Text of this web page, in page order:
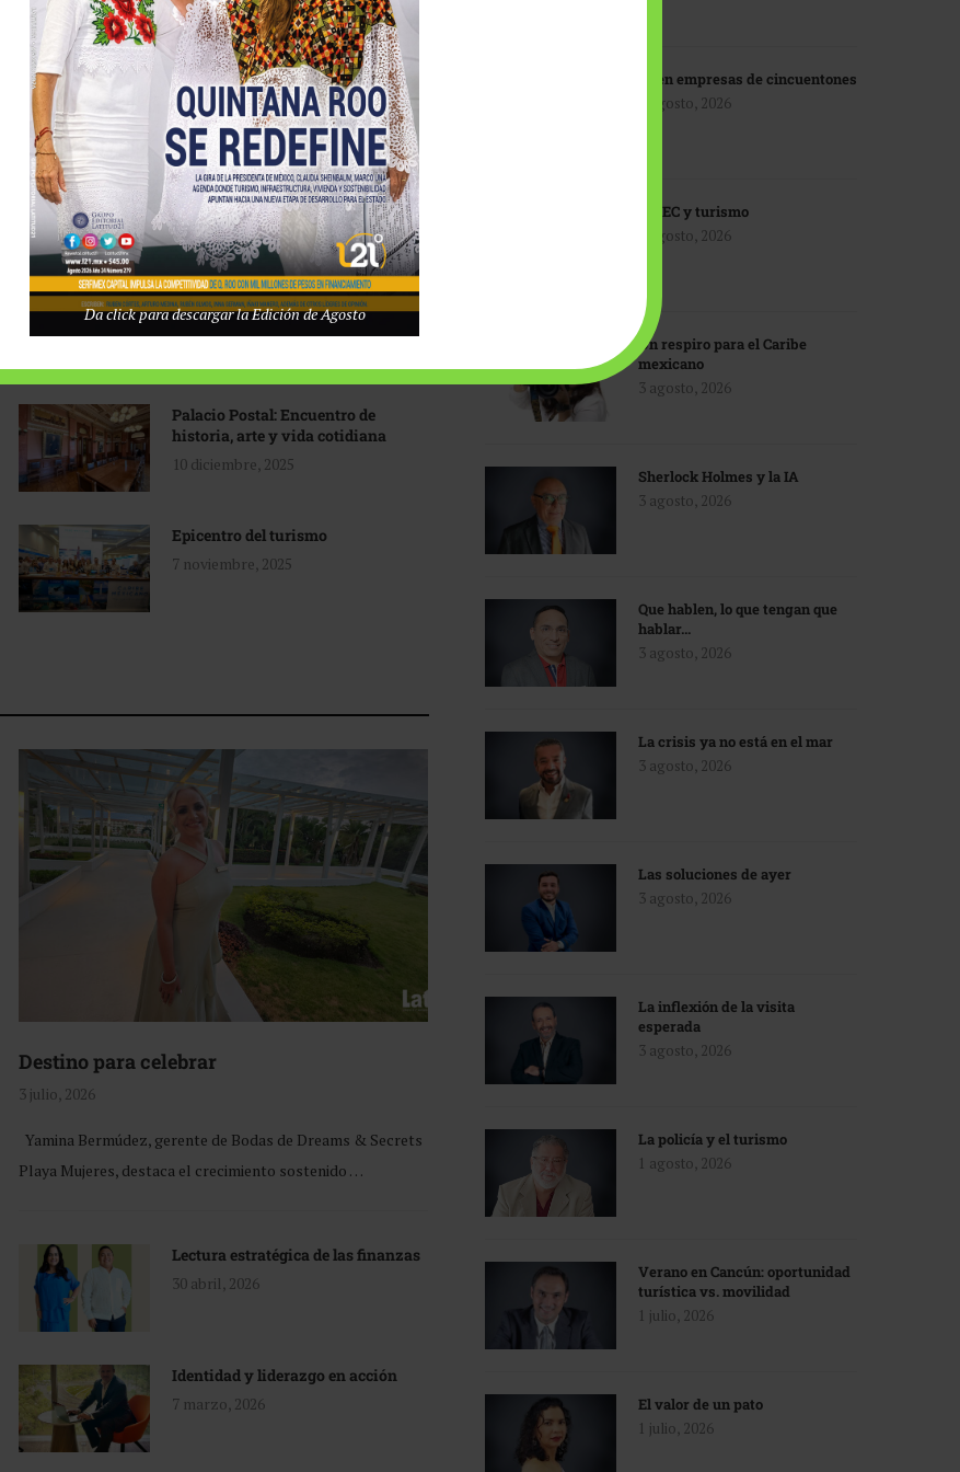
Tecnológico de Monterrey
3 agosto, 2026
Promoción turística con visión
1 abril, 2026
Industria global en
reconfiguración
31 marzo, 2026
Palacio Postal: Encuentro de
historia, arte y vida cotidiana
10 diciembre, 2025
Epicentro del turismo
7 noviembre, 2025
Destino para celebrar
3 julio, 2026
Yamina Bermúdez, gerente de Bodas de Dreams & Secrets
Playa Mujeres, destaca el crecimiento sostenido …
Lectura estratégica de las finanzas
30 abril, 2026
Identidad y liderazgo en acción
7 marzo, 2026
IA en empresas de cincuentones
3 agosto, 2026
TMEC y turismo
3 agosto, 2026
Un respiro para el Caribe
mexicano
3 agosto, 2026
Sherlock Holmes y la IA
3 agosto, 2026
Que hablen, lo que tengan que
hablar…
3 agosto, 2026
La crisis ya no está en el mar
3 agosto, 2026
Las soluciones de ayer
3 agosto, 2026
La inflexión de la visita
esperada
3 agosto, 2026
La policía y el turismo
1 agosto, 2026
Verano en Cancún: oportunidad
turística vs. movilidad
1 julio, 2026
El valor de un pato
1 julio, 2026
Da click para descargar la Edición de Agosto